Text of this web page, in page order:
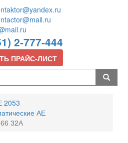
2-777-444
ПРАЙС-ЛИСТ
2053
АЕ
32А